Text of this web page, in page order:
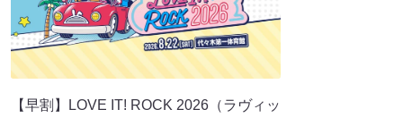
【早割】LOVE IT! ROCK 2026（ラヴィッ